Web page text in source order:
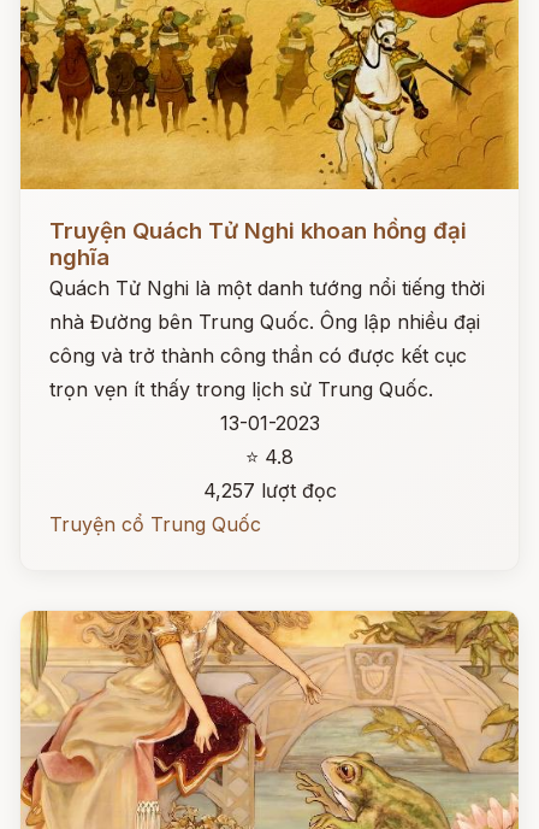
Truyện Quách Tử Nghi khoan hồng đại
nghĩa
Quách Tử Nghi là một danh tướng nổi tiếng thời
nhà Đường bên Trung Quốc. Ông lập nhiều đại
công và trở thành công thần có được kết cục
trọn vẹn ít thấy trong lịch sử Trung Quốc.
13-01-2023
⭐ 4.8
4,257 lượt đọc
Truyện cổ Trung Quốc